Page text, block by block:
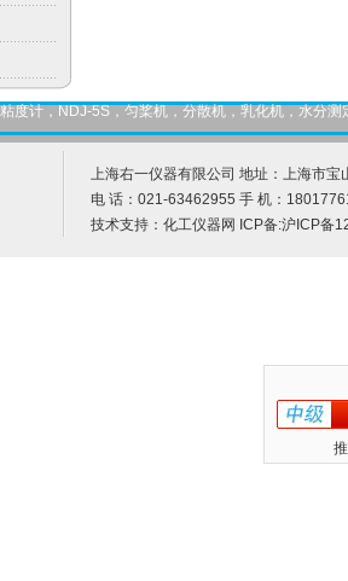
度计，NDJ-5S，匀桨机，分散机，乳化机，水分
上海右一仪器有限公司 地址：上海市宝
电 话：021-63462955 手 机：
技术支持： 化工仪器网 ICP备:沪ICP备